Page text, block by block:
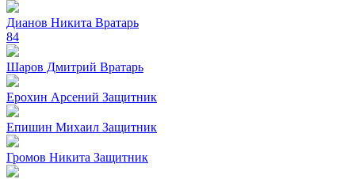
Дианов Никита Вратарь
84
Шаров Дмитрий Вратарь
Ерохин Арсений Защитник
Епишин Михаил Защитник
Громов Никита Защитник